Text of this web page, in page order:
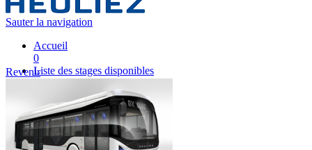
Sauter la navigation
Accueil
0
Liste des stages disponibles
Liste des stages
0
Nos équipes pédagogiques
0
IVECO FRANCE
Revenir